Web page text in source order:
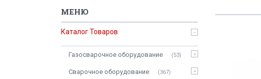
Каталог Товаров
Газосварочное оборудование 53
Сварочное оборудование 367